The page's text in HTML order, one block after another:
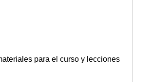
para el curso y lecciones